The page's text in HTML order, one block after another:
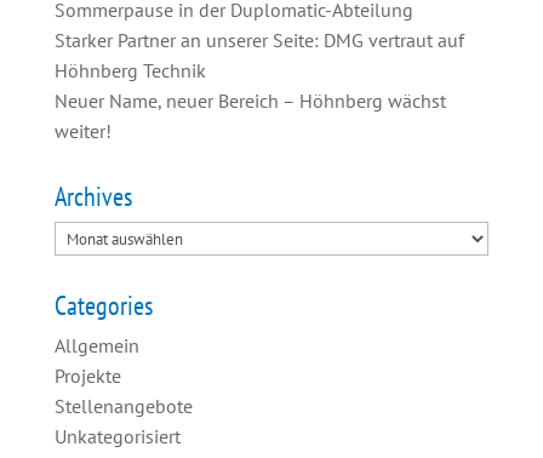
Sommerpause in der Duplomatic-Abteilung
Starker Partner an unserer Seite: DMG vertraut auf
Höhnberg Technik
Neuer Name, neuer Bereich – Höhnberg wächst
weiter!
Archives
Categories
Allgemein
Projekte
Stellenangebote
Unkategorisiert